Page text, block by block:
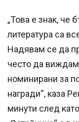
„Това е знак, че
литература са
Надявам се да
често да
номинирани за
награди“, каза
минути след